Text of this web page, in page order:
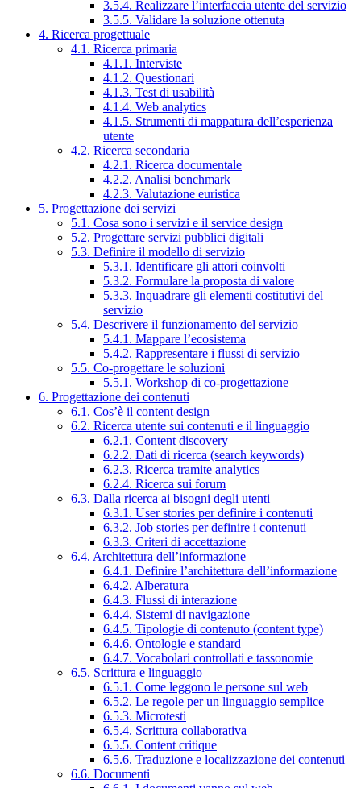
3.5.4. Realizzare l’interfaccia utente del servizio
3.5.5. Validare la soluzione ottenuta
4. Ricerca progettuale
4.1. Ricerca primaria
4.1.1. Interviste
4.1.2. Questionari
4.1.3. Test di usabilità
4.1.4. Web analytics
4.1.5. Strumenti di mappatura dell’esperienza
utente
4.2. Ricerca secondaria
4.2.1. Ricerca documentale
4.2.2. Analisi benchmark
4.2.3. Valutazione euristica
5. Progettazione dei servizi
5.1. Cosa sono i servizi e il service design
5.2. Progettare servizi pubblici digitali
5.3. Definire il modello di servizio
5.3.1. Identificare gli attori coinvolti
5.3.2. Formulare la proposta di valore
5.3.3. Inquadrare gli elementi costitutivi del
servizio
5.4. Descrivere il funzionamento del servizio
5.4.1. Mappare l’ecosistema
5.4.2. Rappresentare i flussi di servizio
5.5. Co-progettare le soluzioni
5.5.1. Workshop di co-progettazione
6. Progettazione dei contenuti
6.1. Cos’è il content design
6.2. Ricerca utente sui contenuti e il linguaggio
6.2.1. Content discovery
6.2.2. Dati di ricerca (search keywords)
6.2.3. Ricerca tramite analytics
6.2.4. Ricerca sui forum
6.3. Dalla ricerca ai bisogni degli utenti
6.3.1. User stories per definire i contenuti
6.3.2. Job stories per definire i contenuti
6.3.3. Criteri di accettazione
6.4. Architettura dell’informazione
6.4.1. Definire l’architettura dell’informazione
6.4.2. Alberatura
6.4.3. Flussi di interazione
6.4.4. Sistemi di navigazione
6.4.5. Tipologie di contenuto (content type)
6.4.6. Ontologie e standard
6.4.7. Vocabolari controllati e tassonomie
6.5. Scrittura e linguaggio
6.5.1. Come leggono le persone sul web
6.5.2. Le regole per un linguaggio semplice
6.5.3. Microtesti
6.5.4. Scrittura collaborativa
6.5.5. Content critique
6.5.6. Traduzione e localizzazione dei contenuti
6.6. Documenti